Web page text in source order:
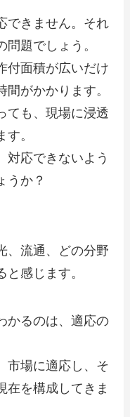
できません。それ
題でしょう。
付面積が広いだけ
がかかります。
ても、現場に浸透
。
対応できないよう
うか？
、流通、どの分野
感じます。
かるのは、適応の
市場に適応し、そ
在を構成してきま